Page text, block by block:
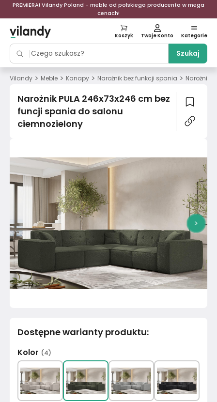
PREMIERA! Vilandy Poland - meble od polskiego producenta w mega
cenach!
Szukaj
Koszyk Twoje Konto Kategorie
Vilandy > Meble > Kanapy > Narożnik bez funkcji spania > Narożnik
Narożnik PULA 246x73x246 cm bez
funcji spania do salonu
ciemnozielony
>
Dostępne warianty produktu:
Kolor (4)